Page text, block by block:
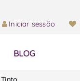
Iniciar sessão
BLOG